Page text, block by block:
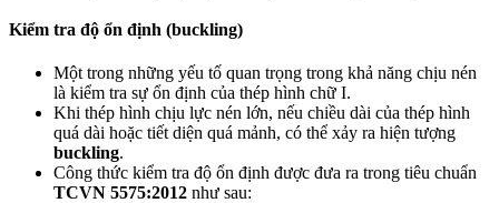
Kiểm tra độ ổn định (buckling)
Một trong những yếu tố quan trọng trong khả năng chịu nén
là kiểm tra sự ổn định của thép hình chữ I.
Khi thép hình chịu lực nén lớn, nếu chiều dài của thép hình
quá dài hoặc tiết diện quá mảnh, có thể xảy ra hiện tượng
buckling.
Công thức kiểm tra độ ổn định được đưa ra trong tiêu chuẩn
TCVN 5575:2012 như sau: